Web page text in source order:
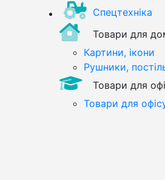
Спецтехніка
Товари для
Картини, ікони
Рушники,
Товари для
Товари для